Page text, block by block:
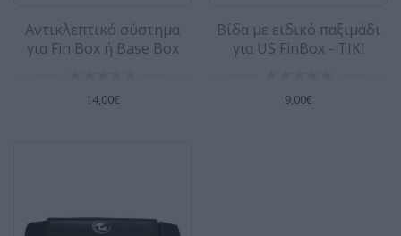
Επισκευαστικό υλικό στιγμής για EPX
σανίδες 2 στοιχείων 56gr
επ..
Ιμάντες 2,5μ σετ 2 τεμαχίων SurfCenter
Αντικλεπτικό σύστημα
για Fin Box ή Base Box
14,00€
Βίδα με ειδικό παξιμάδι
για US FinBox - TIKI
9,00€